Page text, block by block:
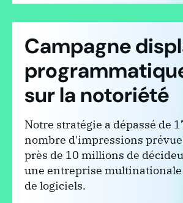
Campagne
sur la notoriété
Notre stratégie a dépassé de
nombre d'impressions
près de 10 millions de
une entreprise
de logiciels.